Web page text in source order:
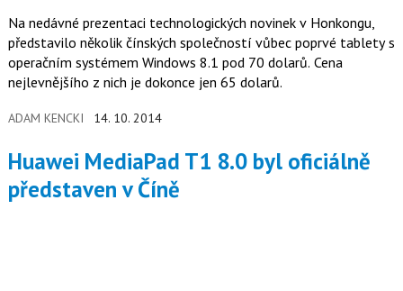
Na nedávné prezentaci technologických novinek v Honkongu,
představilo několik čínských společností vůbec poprvé tablety s
operačním systémem Windows 8.1 pod 70 dolarů. Cena
nejlevnějšího z nich je dokonce jen 65 dolarů.
ADAM KENCKI 14. 10. 2014
Huawei MediaPad T1 8.0 byl oficiálně
představen v Číně